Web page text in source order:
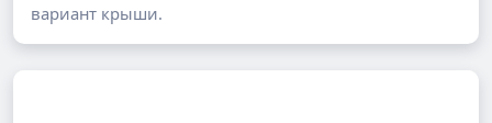
вариант крыши.